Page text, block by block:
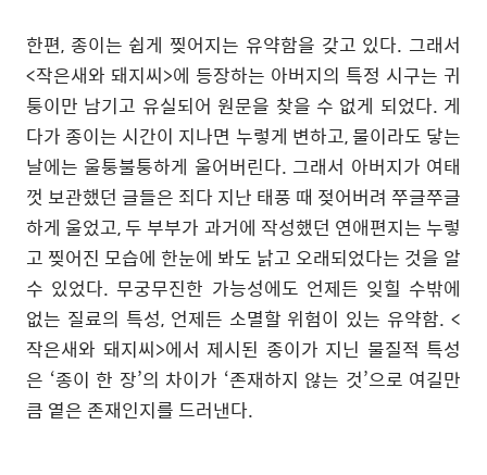
한편, 종이는 쉽게 찢어지는 유약함을 갖고 있다. 그래서
<작은새와 돼지씨>에 등장하는 아버지의 특정 시구는 귀
퉁이만 남기고 유실되어 원문을 찾을 수 없게 되었다. 게
다가 종이는 시간이 지나면 누렇게 변하고, 물이라도 닿는
날에는 울퉁불퉁하게 울어버린다. 그래서 아버지가 여태
껏 보관했던 글들은 죄다 지난 태풍 때 젖어버려 쭈글쭈글
하게 울었고, 두 부부가 과거에 작성했던 연애편지는 누렇
고 찢어진 모습에 한눈에 봐도 낡고 오래되었다는 것을 알
수 있었다. 무궁무진한 가능성에도 언제든 잊힐 수밖에
없는 질료의 특성, 언제든 소멸할 위험이 있는 유약함. <
작은새와 돼지씨>에서 제시된 종이가 지닌 물질적 특성
은 ‘종이 한 장’의 차이가 ‘존재하지 않는 것’으로 여길만
큼 옅은 존재인지를 드러낸다.